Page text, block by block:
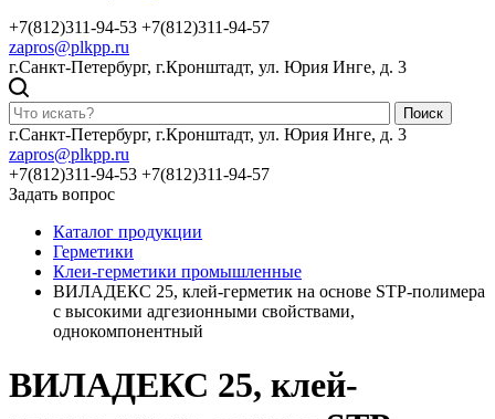
+7(812)311-94-53 +7(812)311-94-57
zapros@plkpp.ru
г.Санкт-Петербург, г.Кронштадт, ул. Юрия Инге, д. 3
Поиск
г.Санкт-Петербург, г.Кронштадт, ул. Юрия Инге, д. 3
zapros@plkpp.ru
+7(812)311-94-53 +7(812)311-94-57
Задать вопрос
Каталог продукции
Герметики
Клеи-герметики промышленные
ВИЛАДЕКС 25, клей-герметик на основе STP-полимера
с высокими адгезионными свойствами,
однокомпонентный
ВИЛАДЕКС 25, клей-